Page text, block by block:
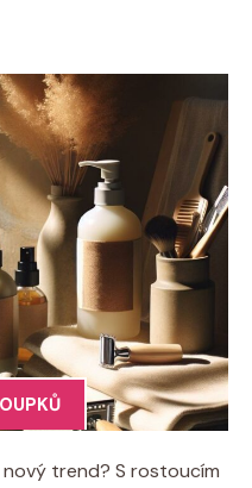
trend? S rostoucím